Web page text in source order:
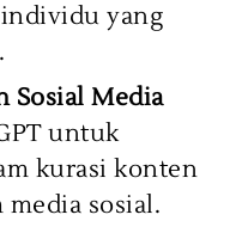
yang
Sosial Media
untuk
kurasi konten
sosial.